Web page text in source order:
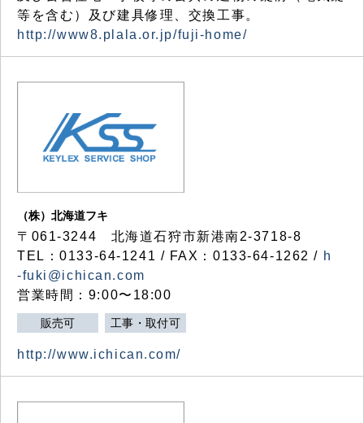
等を含む）及び建具修理、交換工事。
http://www8.plala.or.jp/fuji-home/
（株）北海道フキ
〒061-3244 北海道石狩市新港南2-3718-8
TEL：0133-64-1241 / FAX：0133-64-1262 / h
-fuki@ichican.com
営業時間：9:00〜18:00
販売可 工事・取付可
http://www.ichican.com/